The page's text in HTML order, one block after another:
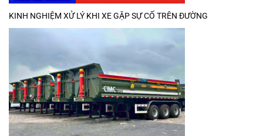
KINH NGHIỆM XỬ LÝ KHI XE GẶP SỰ CỐ TRÊN ĐƯỜNG